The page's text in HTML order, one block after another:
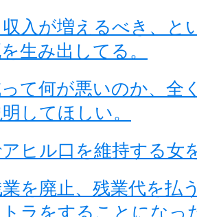
入が増えるべき、と
生み出してる。
て何が悪いのか、全
してほしい。
ヒル口を維持する女
を廃止、残業代を払
ラをすることになっ